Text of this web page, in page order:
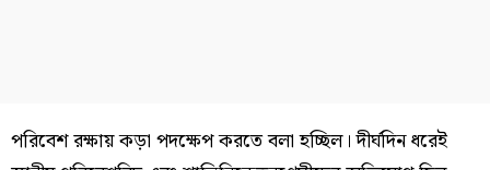
পরিবেশ রক্ষায় কড়া পদক্ষেপ করতে বলা হচ্ছিল। দীর্ঘদিন ধরেই